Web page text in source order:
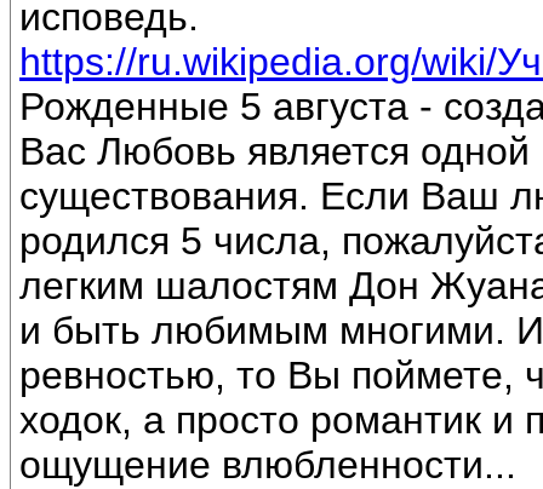
исповедь.
https://ru.wikipedia.org/wiki/
Рожденные 5 августа -
Вас Любовь является
существования. Если Ваш
родился 5 числа,
легким шалостям Дон
и быть любимым многими.
ревностью, то Вы
ходок, а просто романтик и
ощущение влюбленности...